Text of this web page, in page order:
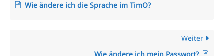
Wie ändere ich die Sprache im TimO?
Weiter
Wie ändere ich mein Passwort?